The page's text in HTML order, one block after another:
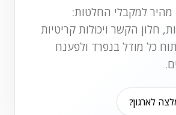
למקבלי החלטות:
חלון הקשר ויכולות קריטיות
כל מודל בנפרד ולפענח
לארגון?